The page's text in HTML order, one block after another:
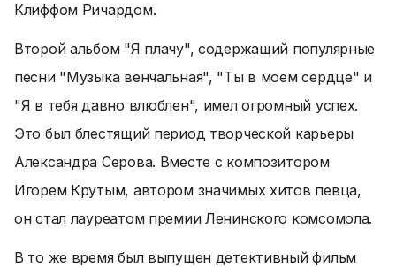
Клиффом Ричардом.
Второй альбом "Я плачу", содержащий популярные
песни "Музыка венчальная", "Ты в моем сердце" и
"Я в тебя давно влюблен", имел огромный успех.
Это был блестящий период творческой карьеры
Александра Серова. Вместе с композитором
Игорем Крутым, автором значимых хитов певца,
он стал лауреатом премии Ленинского комсомола.
В то же время был выпущен детективный фильм